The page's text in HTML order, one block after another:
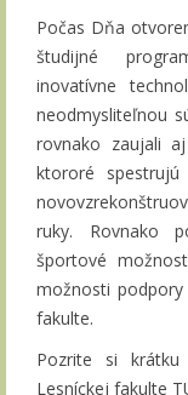
Počas Dňa
študijné
inovatívne
neodmysliteľnou
rovnako zaujali
ktororé
ruky. Rovnako
športové
možnosti
fakulte.
Pozrite si
Lesníckej fakulte